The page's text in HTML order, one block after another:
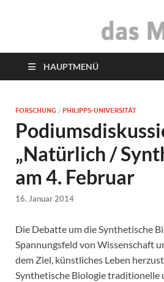
das
HAUPTMENÜ
FORSCHUNG / PHILIPPS-UNIVERSITÄT
„Natürlich /
am 4. Februar
16. Januar 2014
Die Debatte um die Synthetische
Spannungsfeld von Wissenschaft
dem Ziel, künstliches Leben
Synthetische Biologie